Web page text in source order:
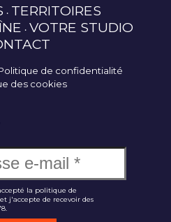
TERRITOIRES
VOTRE STUDIO
de confidentialité
des cookies
la politique de
j'accepte de recevoir des